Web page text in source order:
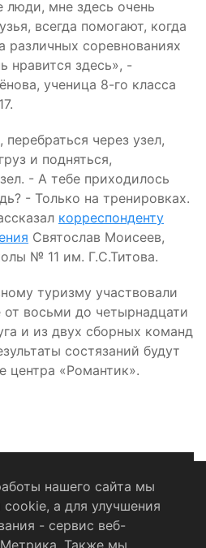
люди, мне здесь очень
всегда помогают, когда
соревнованиях
нравится здесь», -
ученица 8-го класса
через узел,
и подняться,
- А тебе приходилось
- Только на тренировках.
корреспонденту
Святослав Моисеев,
№ 11 им. Г.С.Титова.
туризму участвовали
восьми до четырнадцати
и из двух сборных команд
состязаний будут
центра «Романтик».
нашего сайта мы
а для улучшения
- сервис веб-
Также мы